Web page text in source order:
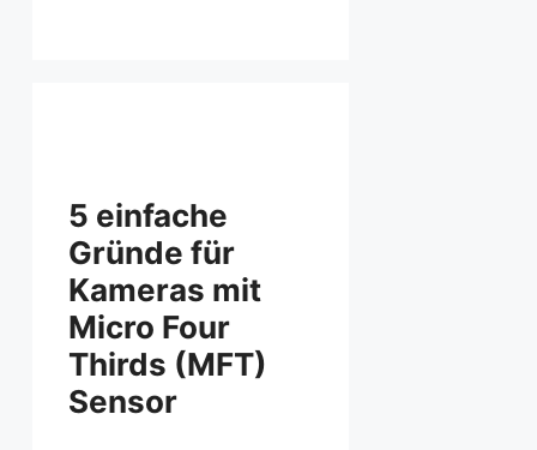
5 einfache
Gründe für
Kameras mit
Micro Four
Thirds (MFT)
Sensor